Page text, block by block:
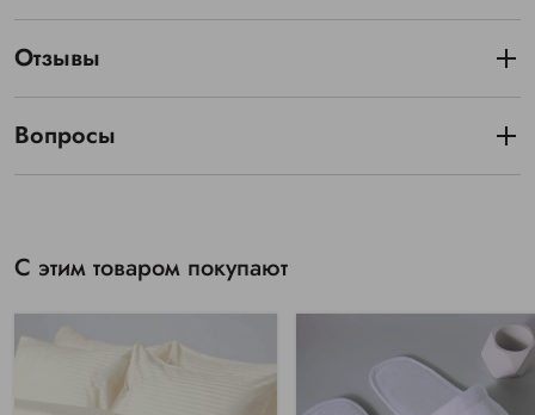
Отзывы
Вопросы
С этим товаром покупают